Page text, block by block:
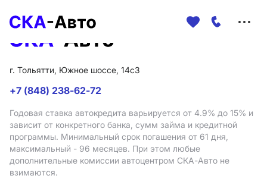
г. Тольятти, Южное шоссе, 14с3
+7 (848) 238-62-72
Годовая ставка автокредита варьируется от 4.9% до 15% и
зависит от конкретного банка, сумм займа и кредитной
программы. Минимальный срок погашения от 61 дня,
максимальный - 96 месяцев. При этом любые
дополнительные комиссии автоцентром СКА-Авто не
взимаются.